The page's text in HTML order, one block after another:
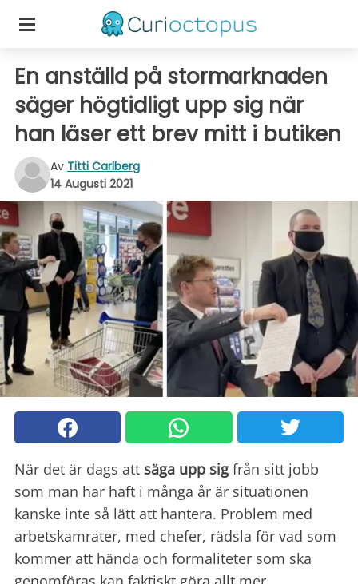
En anställd på stormarknaden
säger högtidligt upp sig när
han läser ett brev mitt i butiken
Av Titti Carlberg
14 Augusti 2021
När det är dags att säga upp sigfrån sitt jobb
som man har haft i många år är situationen
kanske inte så lätt att hantera. Problem med
arbetskamrater, med chefer, rädsla för vad som
kommer att hända och formaliteter som ska